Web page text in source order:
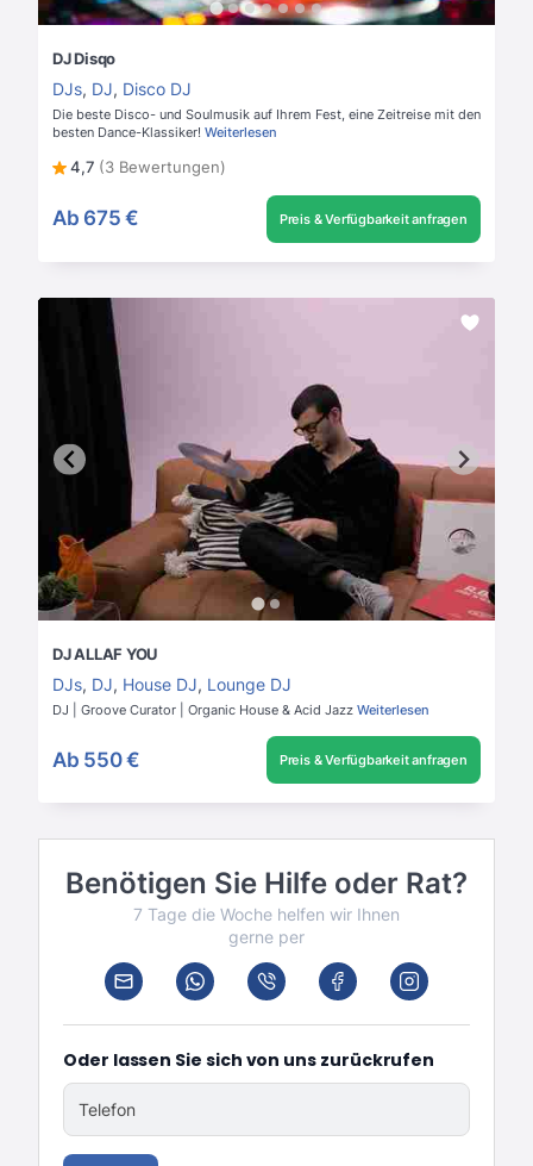
DJ Disqo
DJs, DJ, Disco DJ
Die beste Disco- und Soulmusik auf Ihrem Fest, eine Zeitreise mit den
besten Dance-Klassiker! Weiterlesen
4,7 (3 Bewertungen)
Ab 675 € Preis & Verfügbarkeit anfragen
DJ ALLAF YOU
DJs, DJ, House DJ, Lounge DJ
DJ | Groove Curator | Organic House & Acid Jazz Weiterlesen
Ab 550 € Preis & Verfügbarkeit anfragen
Benötigen Sie Hilfe oder Rat?
7 Tage die Woche helfen wir Ihnen
gerne per
Oder lassen Sie sich von uns zurückrufen
Telefon